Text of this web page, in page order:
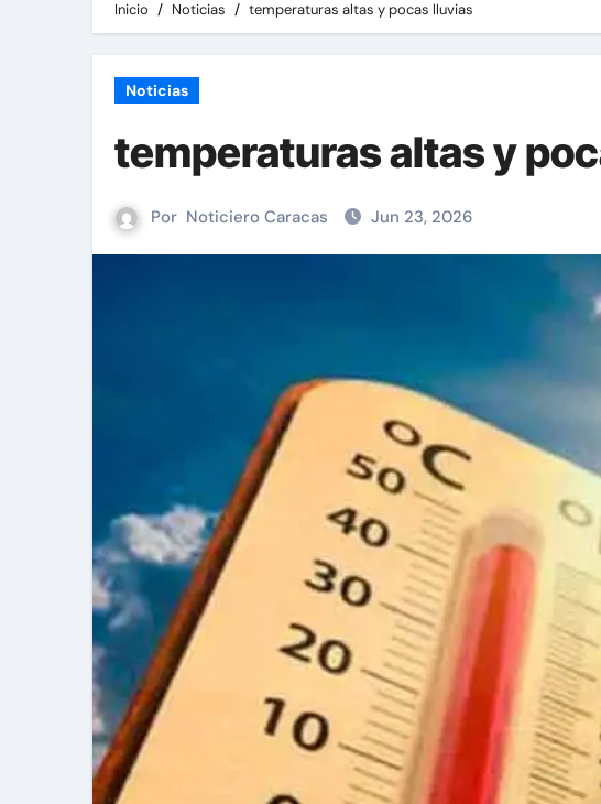
Inicio Noticias temperaturas altas y pocas lluvias
Noticias
temperaturas altas y
Por Noticiero Caracas Jun 23, 2026